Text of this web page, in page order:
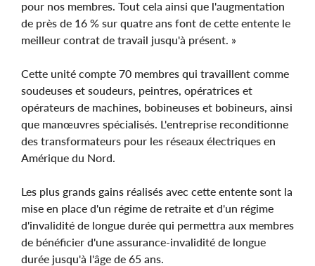
pour nos membres. Tout cela ainsi que l'augmentation
de près de 16 % sur quatre ans font de cette entente le
meilleur contrat de travail jusqu'à présent. »
Cette unité compte 70 membres qui travaillent comme
soudeuses et soudeurs, peintres, opératrices et
opérateurs de machines, bobineuses et bobineurs, ainsi
que manœuvres spécialisés. L'entreprise reconditionne
des transformateurs pour les réseaux électriques en
Amérique du Nord.
Les plus grands gains réalisés avec cette entente sont la
mise en place d'un régime de retraite et d'un régime
d'invalidité de longue durée qui permettra aux membres
de bénéficier d'une assurance-invalidité de longue
durée jusqu'à l'âge de 65 ans.